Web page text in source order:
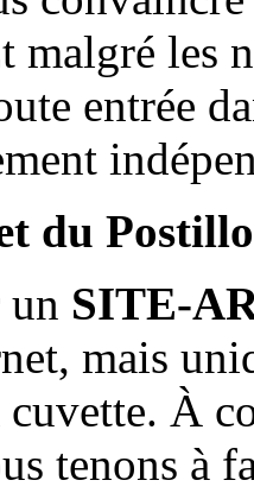
malgré les
entrée
du
un SITE-
mais
cuvette. À
tenons à